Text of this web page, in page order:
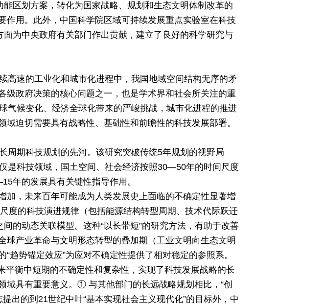
区划方案，转化为国家战略、规划和生态文明体制改革的
用。此外，中国科学院区域可持续发展重点实验室在科技
为中央政府有关部门作出贡献，建立了良好的科学研究与
高速的工业化和城市化进程中，我国地域空间结构无序的矛
政府决策的核心问题之一，也是学术界和社会所关注的重
气候变化、经济全球化带来的严峻挑战，城市化进程的推进
迫切需要具有战略性、基础性和前瞻性的科技发展部署。
周期科技规划的先河。该研究突破传统5年规划的视野局
是科技领域，国土空间、社会经济按照30—50年的时间尺度
年的发展具有关键性指导作用。
，未来百年可能成为人类发展史上面临的不确定性显著增
的科技演进规律（包括能源结构转型周期、技术代际跃迁
的动态关联模型。这种“以长带短”的研究方法，有助于改善
产业革命与文明形态转型的叠加期（工业文明向生态文明
趋势锚定效应”为应对不确定性提供了相对稳定的参照系。
平衡中短期的不确定性和复杂性，实现了科技发展战略的长
具有重要意义。① 与其他部门的长远战略规划相比，“创
出的到21世纪中叶“基本实现社会主义现代化”的目标外，中